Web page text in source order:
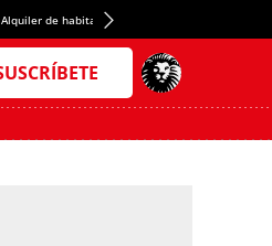
Alquiler de habitaciones en España